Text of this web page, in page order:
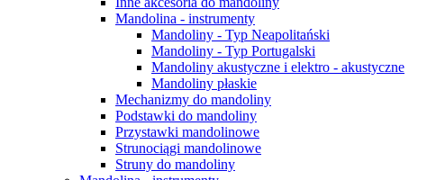
Mandolina - instrumenty
Mandoliny - Typ Neapolitański
Mandoliny - Typ Portugalski
Mandoliny akustyczne i elektro - akustyczne
Mandoliny płaskie
Mechanizmy do mandoliny
Podstawki do mandoliny
Przystawki mandolinowe
Strunociągi mandolinowe
Struny do mandoliny